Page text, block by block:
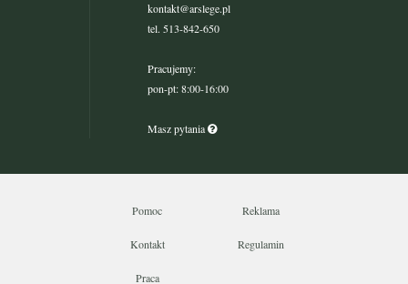
kontakt@arslege.pl
tel. 513-842-650
Pracujemy:
pon-pt: 8:00-16:00
Masz pytania
Pomoc Reklama
Kontakt Regulamin
Praca